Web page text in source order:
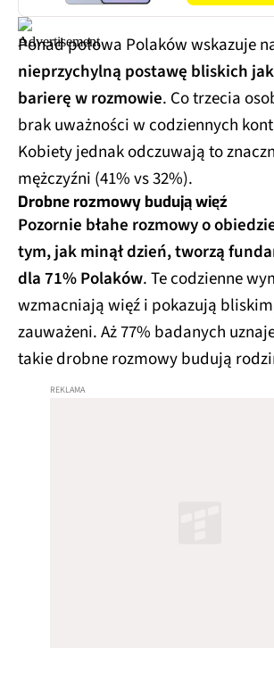
Ponad połowa Polaków wskazuje
nieprzychylną postawę bliskich
barierę w rozmowie. Co trzecia
brak uważności w codziennych
Kobiety jednak odczuwają to
mężczyźni (41% vs 32%).​
Drobne rozmowy budują więź
Pozornie błahe rozmowy o
tym, jak minął dzień, tworzą
dla 71% Polaków. Te codzienne
wzmacniają więź i pokazują
zauważeni. Aż 77% badanych
takie drobne rozmowy budują